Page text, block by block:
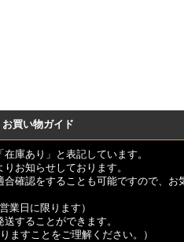
お買い物ガイド
庫あり」と表記しています。
お知らせしております。
確認をすることも可能ですので、お
業日に限ります）
することができます。
ますことをご理解ください。）